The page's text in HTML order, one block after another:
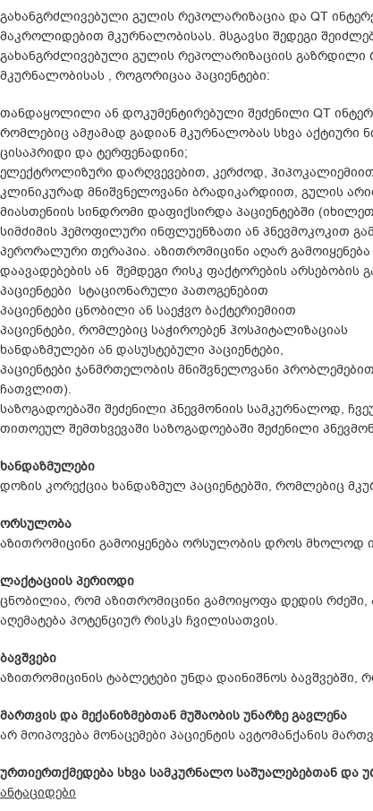
გახანგრძლივებული გულის რეპოლარიზაცია და QT
მაკროლიდებით მკურნალობისას. მსგავსი შედეგი
გახანგრძლივებული გულის რეპოლარიზაციის გაზრდილი
მკურნალობისას , როგორიცაა პაციენტები:
თანდაყოლილი ან დოკუმენტირებული შეძენილი QT
რომლებიც ამჟამად გადიან მკურნალობას სხვა აქტიური
ცისაპრიდი და ტერფენადინი;
ელექტროლიზური დარღვევებით, კერძოდ,
კლინიკურად მნიშვნელოვანი ბრადიკარდიით, გულის
მიასთენიის სინდრომი დაფიქსირდა პაციენტებში
სიმძიმის ჰემოფილური ინფლუენზათი ან პნევმოკოკით
პერორალური თერაპია. აზითრომიცინი აღარ
დაავადებების ან შემდეგი რისკ ფაქტორების არსებობის
პაციენტები სტაციონარული პათოგენებით
პაციენტები ცნობილი ან საეჭვო ბაქტერიემიით
პაციენტები, რომლებიც საჭიროებენ ჰოსპიტალიზაციას
ხანდაზმულები ან დასუსტებული პაციენტები,
პაციენტები ჯანმრთელობის მნიშვნელოვანი
ჩათვლით).
საზოგადოებაში შეძენილი პნევმონიის სამკურნალოდ,
თითოეულ შემთხვევაში საზოგადოებაში შეძენილი
ხანდაზმულები
დოზის კორექცია ხანდაზმულ პაციენტებში, რომლებიც
ორსულობა
აზითრომიცინი გამოიყენება ორსულობის დროს მხოლოდ
ლაქტაციის პერიოდი
ცნობილია, რომ აზითრომიცინი გამოიყოფა დედის
აღემატება პოტენციურ რისკს ჩვილისათვის.
ბავშვები
აზითრომიცინის ტაბლეტები უნდა დაინიშნოს ბავშვებში,
მართვის და მექანიზმებთან მუშაობის უნარზე გავლენა
არ მოიპოვება მონაცემები პაციენტის ავტომანქანის
ურთიერთქმედება სხვა სამკურნალო საშუალებებთან და
ანტაციდები